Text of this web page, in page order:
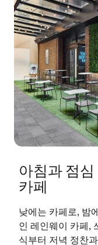
아침과 점
카페
낮에는 카페로, 밤
인 레인웨이 카페,
식부터 저녁 정찬